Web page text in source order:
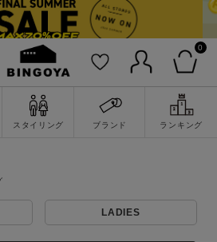
0
スタイリング ブランド ランキング
詳細検索
LADIES